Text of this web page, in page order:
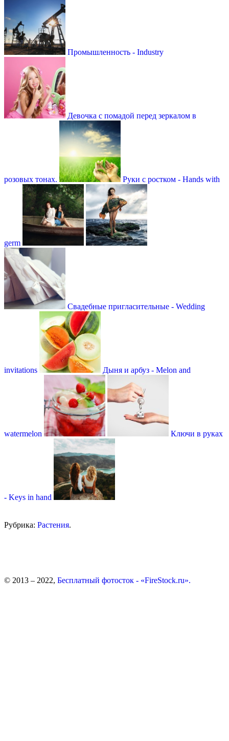
Промышленность - Industry
Девочка с помадой перед зеркалом в
розовых тонах. Руки с ростком - Hands with
germ
Свадебные пригласительные - Wedding
invitations Дыня и арбуз - Melon and
watermelon Ключи в руках
- Keys in hand
Рубрика: Растения.
© 2013 – 2022, Бесплатный фотосток - «FireStock.ru».